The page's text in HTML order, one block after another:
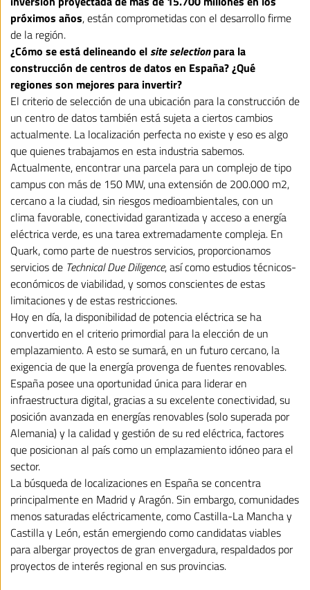
próximos años, están comprometidas con el desarrollo firme
de la región.
¿Cómo se está delineando elsite selectionpara la
construcción de centros de datos en España? ¿Qué
regiones son mejores para invertir?
El criterio de selección de una ubicación para la construcción de
un centro de datos también está sujeta a ciertos cambios
actualmente. La localización perfecta no existe y eso es algo
que quienes trabajamos en esta industria sabemos.
Actualmente, encontrar una parcela para un complejo de tipo
campus con más de 150 MW, una extensión de 200.000 m2,
cercano a la ciudad, sin riesgos medioambientales, con un
clima favorable, conectividad garantizada y acceso a energía
eléctrica verde, es una tarea extremadamente compleja. En
Quark, como parte de nuestros servicios, proporcionamos
servicios de Technical Due Diligence, así como estudios técnicos-
económicos de viabilidad, y somos conscientes de estas
limitaciones y de estas restricciones.
Hoy en día, la disponibilidad de potencia eléctrica se ha
convertido en el criterio primordial para la elección de un
emplazamiento. A esto se sumará, en un futuro cercano, la
exigencia de que la energía provenga de fuentes renovables.
España posee una oportunidad única para liderar en
infraestructura digital, gracias a su excelente conectividad, su
posición avanzada en energías renovables (solo superada por
Alemania) y la calidad y gestión de su red eléctrica, factores
que posicionan al país como un emplazamiento idóneo para el
sector.
La búsqueda de localizaciones en España se concentra
principalmente en Madrid y Aragón. Sin embargo, comunidades
menos saturadas eléctricamente, como Castilla-La Mancha y
Castilla y León, están emergiendo como candidatas viables
para albergar proyectos de gran envergadura, respaldados por
proyectos de interés regional en sus provincias.